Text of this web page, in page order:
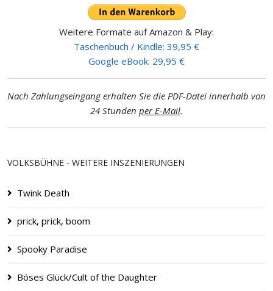
Weitere Formate auf Amazon & Play:
Taschenbuch / Kindle: 39,95 €
Google eBook: 29,95 €
Nach Zahlungseingang erhalten Sie die PDF-Datei innerhalb von
24 Stunden per E-Mail.
VOLKSBÜHNE - WEITERE INSZENIERUNGEN
Twink Death
prick, prick, boom
Spooky Paradise
Böses Glück/Cult of the Daughter